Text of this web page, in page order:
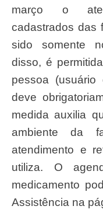
março o
cadastrados das
sido somente
disso, é
pessoa (usuário
deve
medida auxilia
ambiente da
atendimento e
utiliza. O
medicamento
Assistência na